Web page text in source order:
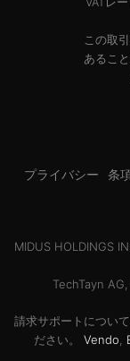
この取
あるこ
プライバシー 条
MIDUS HOLDINGS
TechTayn
請求サポートについ
ださい。 Vendo